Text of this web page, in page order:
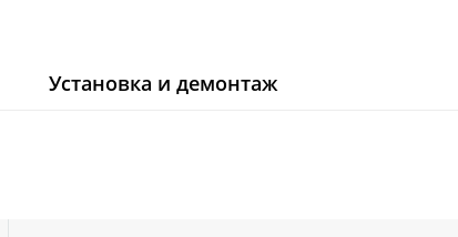
Установка и демонтаж